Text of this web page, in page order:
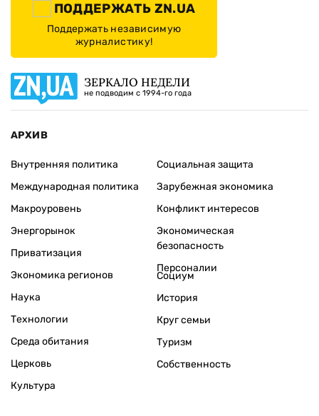
ПОДДЕРЖАТЬ ZN.UA
Поддержать независимую
журналистику!
ЗЕРКАЛО НЕДЕЛИ
не подводим с 1994-го года
АРХИВ
Внутренняя политика
Международная политика
Макроуровень
Энергорынок
Приватизация
Экономика регионов
Социальная защита
Зарубежная экономика
Конфликт интересов
Экономическая
безопасность
Персоналии
Наука
Технологии
Среда обитания
Церковь
Культура
Социум
История
Круг семьи
Туризм
Собственность